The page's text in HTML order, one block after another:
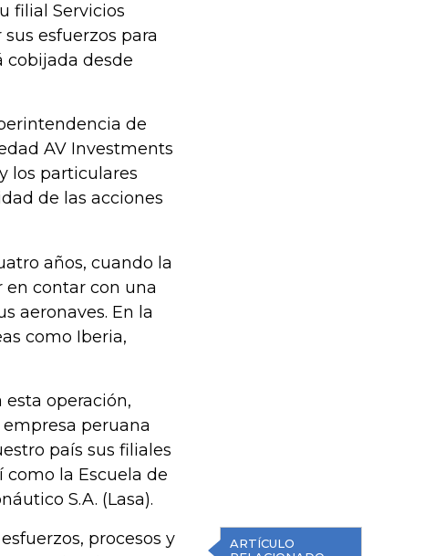
filial Servicios
esfuerzos para
cobijada desde
de
AV Investments
los particulares
de las acciones
años, cuando la
contar con una
aeronaves. En la
como Iberia,
operación,
peruana
país sus filiales
como la Escuela de
S.A. (Lasa).
ARTÍCULO
procesos y